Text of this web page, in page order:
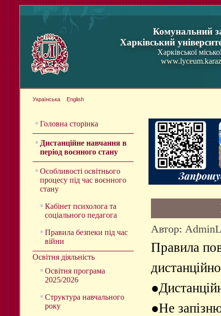
Комунальний
Харківський
Харківської
Українська English
Головна сторінка
Дистанційне навчання в
період воєнного стану
Особливості освітнього
процесу під час воєнного
стану
Кабінет психолога та
соціального педагога
Правила безпеки під час
війни
Освітня діяльність
Освітня програма
2025/2026
Структура навчального
року
Автор:
Правила
●
●Не